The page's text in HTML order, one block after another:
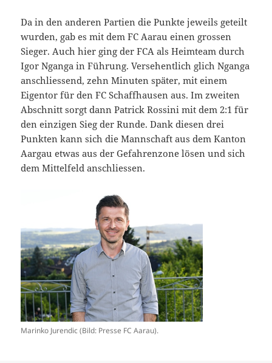
Da in den anderen Partien die Punkte jeweils geteilt
wurden, gab es mit dem FC Aarau einen grossen
Sieger. Auch hier ging der FCA als Heimteam durch
Igor Nganga in Führung. Versehentlich glich Nganga
anschliessend, zehn Minuten später, mit einem
Eigentor für den FC Schaffhausen aus. Im zweiten
Abschnitt sorgt dann Patrick Rossini mit dem 2:1 für
den einzigen Sieg der Runde. Dank diesen drei
Punkten kann sich die Mannschaft aus dem Kanton
Aargau etwas aus der Gefahrenzone lösen und sich
dem Mittelfeld anschliessen.
Marinko Jurendic (Bild: Presse FC Aarau).